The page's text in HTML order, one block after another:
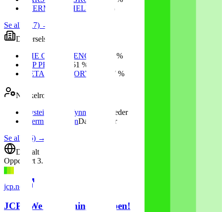
GJERMUND HELLAN
5 %
Se alle (17) →
Datterselskaper
SHE CONFERENCE AS
51 %
JCP PRAD AS
51 %
RETAIL FACTORY AS
24.7 %
Nøkkelroller
Øystein Lasse Tynning
Styreleder
Gjermund HellanDaglig leder
Se alle (6) →
Digitalt
Oppdatert 3. jan. 2026
jcp.no
JCP - We make things happen!